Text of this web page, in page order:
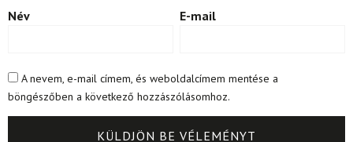
Név E-mail
A nevem, e-mail címem, és weboldalcímem mentése a
böngészőben a következő hozzászólásomhoz.